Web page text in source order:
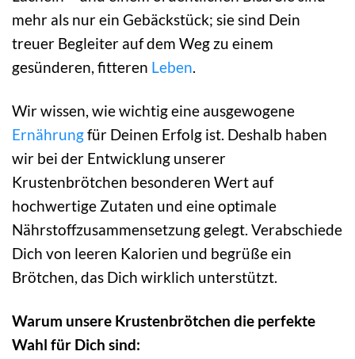
mehr als nur ein Gebäckstück; sie sind Dein
treuer Begleiter auf dem Weg zu einem
gesünderen, fitteren Leben.
Wir wissen, wie wichtig eine ausgewogene
Ernährungfür Deinen Erfolg ist. Deshalb haben
wir bei der Entwicklung unserer
Krustenbrötchen besonderen Wert auf
hochwertige Zutaten und eine optimale
Nährstoffzusammensetzung gelegt. Verabschiede
Dich von leeren Kalorien und begrüße ein
Brötchen, das Dich wirklich unterstützt.
Warum unsere Krustenbrötchen die perfekte
Wahl für Dich sind: